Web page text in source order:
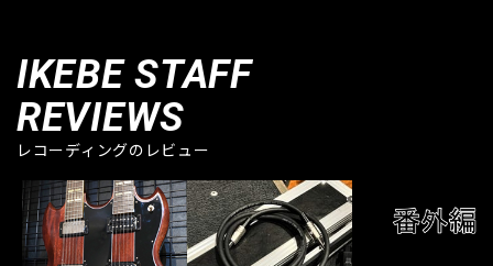
IKEBE STAFF
REVIEWS
レコーディングのレビュー